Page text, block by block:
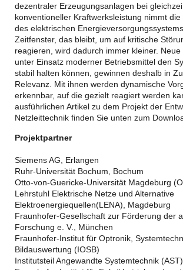
dezentraler Erzeugungsanlagen bei
konventioneller Kraftwerksleistung nimmt
des elektrischen
Zeitfenster, das bleibt, um auf kritische
reagieren, wird dadurch immer kleiner.
unter Einsatz moderner Betriebsmittel den
stabil halten können, gewinnen deshalb in
Relevanz. Mit ihnen werden dynamische
erkennbar, auf die gezielt reagiert werden
ausführlichen Artikel zu dem Projekt der
Netzleittechnik finden Sie unten zum
Projektpartner
Siemens AG, Erlangen
Ruhr-Universität Bochum, Bochum
Otto-von-Guericke-Universität Magdeburg
Lehrstuhl Elektrische Netze und Alternative
Elektroenergiequellen(LENA), Magdeburg
Fraunhofer-Gesellschaft zur Förderung der
Forschung e. V., München
Fraunhofer-Institut für Optronik,
Bildauswertung (IOSB)
Institutsteil Angewandte Systemtechnik